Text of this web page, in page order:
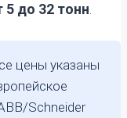
5 до 32 тонн.
цены указаны
Schneider